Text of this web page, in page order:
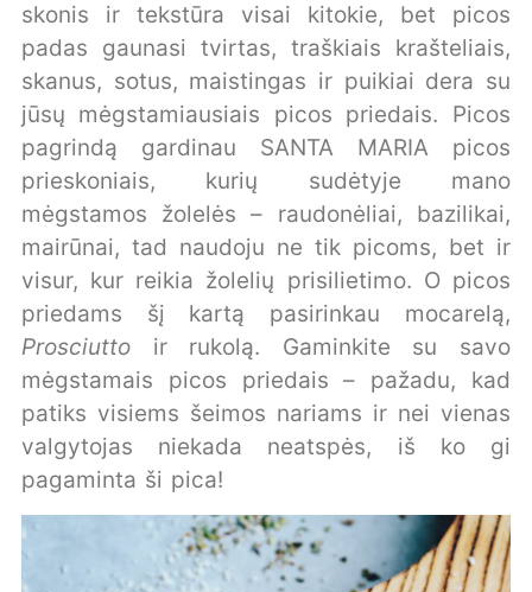
skonis ir tekstūra visai kitokie, bet picos
padas gaunasi tvirtas, traškiais krašteliais,
skanus, sotus, maistingas ir puikiai dera su
jūsų mėgstamiausiais picos priedais. Picos
pagrindą gardinau SANTA MARIA picos
prieskoniais, kurių sudėtyje mano
mėgstamos žolelės – raudonėliai, bazilikai,
mairūnai, tad naudoju ne tik picoms, bet ir
visur, kur reikia žolelių prisilietimo. O picos
priedams šį kartą pasirinkau mocarelą,
Prosciutto ir rukolą. Gaminkite su savo
mėgstamais picos priedais – pažadu, kad
patiks visiems šeimos nariams ir nei vienas
valgytojas niekada neatspės, iš ko gi
pagaminta ši pica!